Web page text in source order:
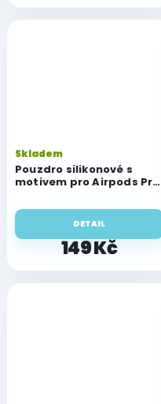
Pouzdro silikonové s
motivem pro Airpods Pro
Skladem
149 Kč
DETAIL